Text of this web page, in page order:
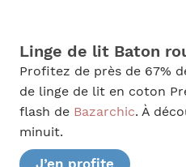
Linge de lit Baton
Profitez de près de 67%
de linge de lit en coton
flash de Bazarchic. À
minuit.